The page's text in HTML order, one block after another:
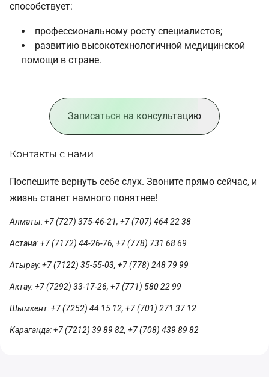
способствует:
профессиональному росту специалистов;
развитию высокотехнологичной медицинской
помощи в стране.
Записаться на консультацию
Контакты с нами
Поспешите вернуть себе слух. Звоните прямо сейчас, и
жизнь станет намного понятнее!
Алматы: +7 (727) 375-46-21, +7 (707) 464 22 38
Астана: +7 (7172) 44-26-76, +7 (778) 731 68 69
Атырау: +7 (7122) 35-55-03, +7 (778) 248 79 99
Актау: +7 (7292) 33-17-26, +7 (771) 580 22 99
Шымкент: +7 (7252) 44 15 12, +7 (701) 271 37 12
Караганда: +7 (7212) 39 89 82, +7 (708) 439 89 82